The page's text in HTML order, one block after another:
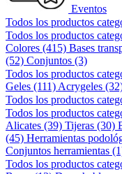
Eventos
Todos los productos
Todos los productos
Colores (415) Bases
(52) Conjuntos (3)
Todos los productos
Geles (111) Acrygeles
Todos los productos
Todos los productos
Alicates (39) Tijeras (30)
(45) Herramientas
Conjuntos herramientas
Todos los productos